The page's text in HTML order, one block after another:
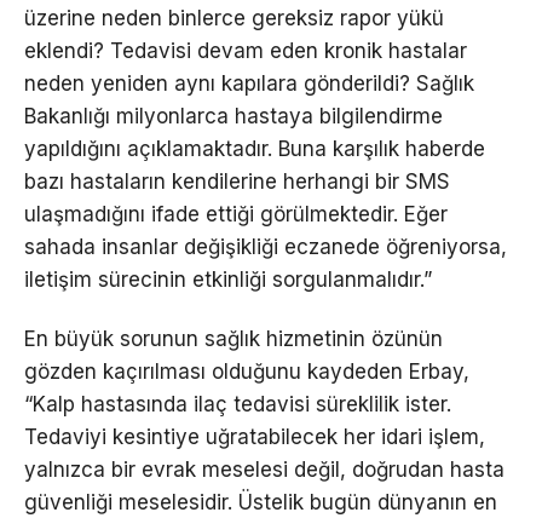
üzerine neden binlerce gereksiz rapor yükü
eklendi? Tedavisi devam eden kronik hastalar
neden yeniden aynı kapılara gönderildi? Sağlık
Bakanlığı milyonlarca hastaya bilgilendirme
yapıldığını açıklamaktadır. Buna karşılık haberde
bazı hastaların kendilerine herhangi bir SMS
ulaşmadığını ifade ettiği görülmektedir. Eğer
sahada insanlar değişikliği eczanede öğreniyorsa,
iletişim sürecinin etkinliği sorgulanmalıdır.”
En büyük sorunun sağlık hizmetinin özünün
gözden kaçırılması olduğunu kaydeden Erbay,
“Kalp hastasında ilaç tedavisi süreklilik ister.
Tedaviyi kesintiye uğratabilecek her idari işlem,
yalnızca bir evrak meselesi değil, doğrudan hasta
güvenliği meselesidir. Üstelik bugün dünyanın en